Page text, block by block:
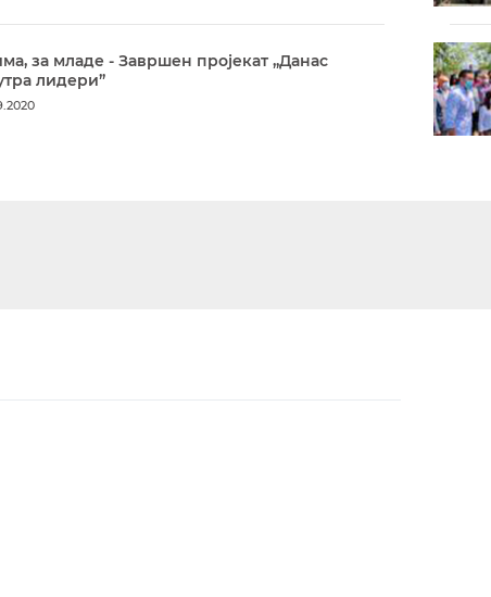
за младе - Завршен пројекат „Данас
лидери”